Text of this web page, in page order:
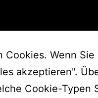
Cookies. Wenn
akzeptieren".
Cookie-Typen